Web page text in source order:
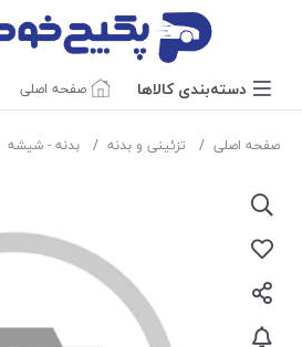
دسته‌بندی‌ کالاها صفحه اصلی
صفحه اصلی تزئینی و بدنه بدنه - شیشه